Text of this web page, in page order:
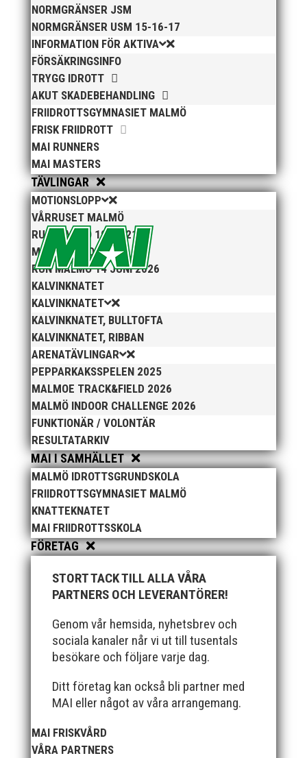
NORMGRÄNSER JSM
NORMGRÄNSER USM 15-16-17
INFORMATION FÖR AKTIVA
FÖRSÄKRINGSINFO
TRYGG IDROTT
AKUT SKADEBEHANDLING
FRIIDROTTSGYMNASIET MALMÖ
FRISK FRIIDROTT
MAI RUNNERS
MAI MASTERS
TÄVLINGAR
MOTIONSLOPP
VÅRRUSET MALMÖ
RUN MALMÖ 10K & 21K
MIDNATTSLOPPET
RUN MALMÖ 14 JUNI 2026
KALVINKNATET
KALVINKNATET
KALVINKNATET, BULLTOFTA
KALVINKNATET, RIBBAN
ARENATÄVLINGAR
PEPPARKAKSSPELEN 2025
MALMOE TRACK&FIELD 2026
MALMÖ INDOOR CHALLENGE 2026
FUNKTIONÄR / VOLONTÄR
RESULTATARKIV
MAI I SAMHÄLLET
MALMÖ IDROTTSGRUNDSKOLA
FRIIDROTTSGYMNASIET MALMÖ
KNATTEKNATET
MAI FRIIDROTTSSKOLA
FÖRETAG
STORT TACK TILL ALLA VÅRA
PARTNERS OCH LEVERANTÖRER!
Genom vår hemsida, nyhetsbrev och
sociala kanaler når vi ut till tusentals
besökare och följare varje dag.
Ditt företag kan också bli partner med
MAI eller något av våra arrangemang.
MAI FRISKVÅRD
VÅRA PARTNERS